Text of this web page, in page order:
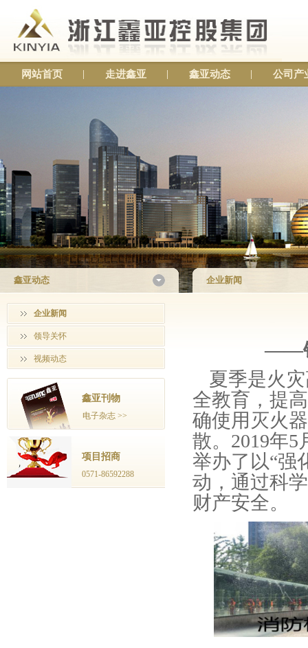
网站首页 走进鑫亚 鑫亚动态 公司产
企业新闻
——
夏季是火
全教育，提
确使用灭火
散。2019年
举办了以“强
动，通过科
财产安全。
鑫亚动态
企业新闻
领导关怀
视频动态
鑫亚刊物
电子杂志 >>
项目招商
0571-86592288